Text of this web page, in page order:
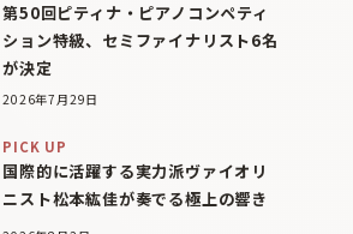
第50回ピティナ・ピアノコンペティ
ション特級、セミファイナリスト6名
が決定
2026年7月29日
PICK UP
国際的に活躍する実力派ヴァイオリ
ニスト松本紘佳が奏でる極上の響き